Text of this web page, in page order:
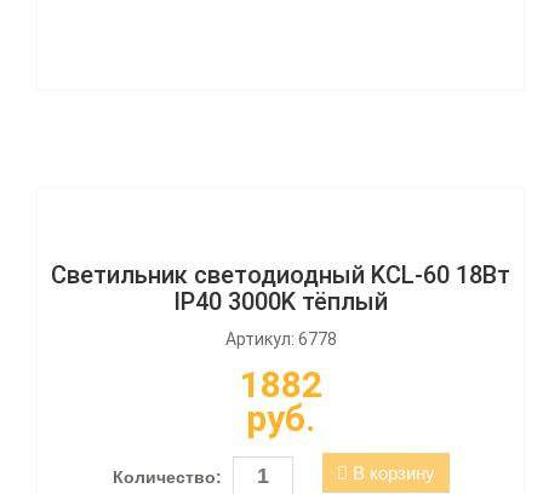
Светильник светодиодный KCL-60 18Вт
IP40 3000K тёплый
Артикул: 6778
1882
руб.
Количество: В корзину